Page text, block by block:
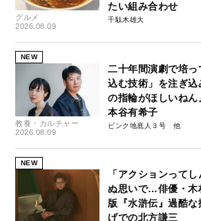
グルメ
2026.08.09
たい組み合わせ
千駄木雄大
NEW
教養・カルチャー
2026.08.09
二十年間演劇で培
込む技術」を注ぎ
の指輪がほしいね
本谷有希子
ピンク地底人３号
NEW
「アクションって
ぬ思いで…俳優・木
版『水滸伝』過酷
げでの北方謙三